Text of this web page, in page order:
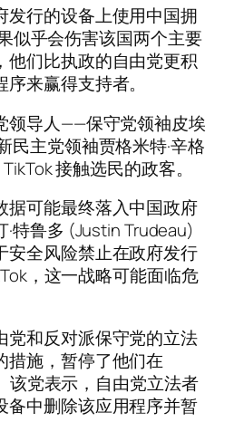
发行的设备上使用中国拥
似乎会伤害该国两个主要
他们比执政的自由党更积
来赢得支持者。
领导人——保守党领袖皮埃
民主党领袖贾格米特·辛格
接触选民的政客。
据可能最终落入中国政府
特鲁多 (Justin Trudeau)
安全风险禁止在政府发行
，这一战略可能面临危
党和反对派保守党的立法
措施，暂停了他们在
该党表示，自由党立法者
备中删除该应用程序并暂